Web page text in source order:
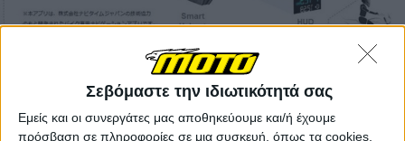
Σεβόμαστε την ιδιωτικότητά σας
Εμείς και οι συνεργάτες μας αποθηκεύουμε και/ή έχουμε
πρόσβαση σε πληροφορίες σε μια συσκευή, όπως τα cookies,
Όμως εδώ δεν έχουμε δύο start up εταιρείες που
ψάχνουν για επενδυτές. Η NS West είναι μια